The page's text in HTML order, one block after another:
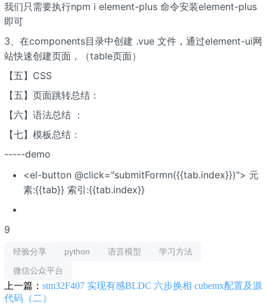
我们只需要执行npm i element-plus 命令安装element-plus
即可
3、在components目录中创建 .vue 文件，通过element-ui网
站快速创建页面，（table页面）
【五】CSS
【五】页面跳转总结：
【六】语法总结 ：
【七】模板总结：
-----demo
<el-button @click="submitFormn({{tab.index}})"> 元
素:{{tab}} 索引:{{tab.index}}
9
经验分享 python 语言模型
学习方法
微信公众平台
上一篇： stm32F407 实现有感BLDC 六步换相 cubemx配置及源
代码（二）